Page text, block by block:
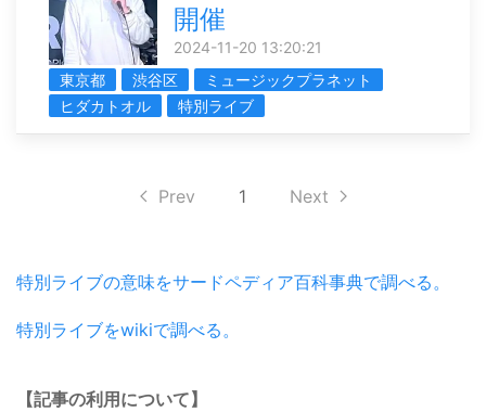
開催
2024-11-20 13:20:21
東京都
渋谷区
ミュージックプラネット
ヒダカトオル
特別ライブ
Prev 1 Next
特別ライブの意味をサードペディア百科事典で調べる。
特別ライブをwikiで調べる。
【記事の利用について】